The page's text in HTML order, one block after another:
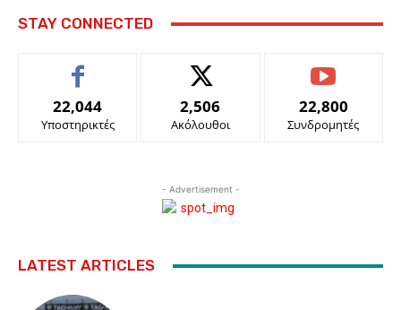
STAY CONNECTED
22,044
Υποστηρικτές
2,506
Ακόλουθοι
22,800
Συνδρομητές
- Advertisement -
LATEST ARTICLES